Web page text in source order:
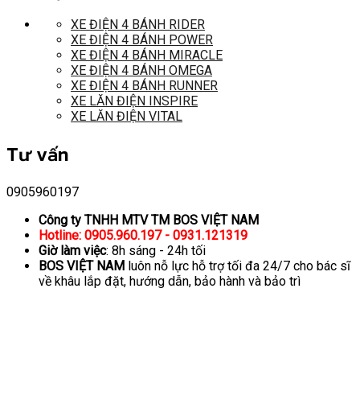
XE ĐIỆN 4 BÁNH RIDER
XE ĐIỆN 4 BÁNH POWER
XE ĐIỆN 4 BÁNH MIRACLE
XE ĐIỆN 4 BÁNH OMEGA
XE ĐIỆN 4 BÁNH RUNNER
XE LĂN ĐIỆN INSPIRE
XE LĂN ĐIỆN VITAL
Tư vấn
0905960197
Công ty TNHH MTV TM BOS VIỆT NAM
Hotline: 0905.960.197 - 0931.121319
Giờ làm việc: 8h sáng - 24h tối
BOS VIỆT NAM luôn nỗ lực hỗ trợ tối đa 24/7 cho bác sĩ
về khâu lắp đặt, hướng dẫn, bảo hành và bảo trì